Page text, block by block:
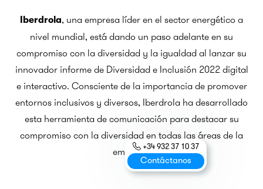
Iberdrola, una empresa líder en el sector energético a
nivel mundial, está dando un paso adelante en su
compromiso con la diversidad y la igualdad al lanzar su
innovador informe de Diversidad e Inclusión 2022 digital
e interactivo. Consciente de la importancia de promover
entornos inclusivos y diversos, Iberdrola ha desarrollado
esta herramienta de comunicación para destacar su
compromiso con la diversidad en todas las áreas de la
empresa.+34 932 37 10 37
Contáctanos